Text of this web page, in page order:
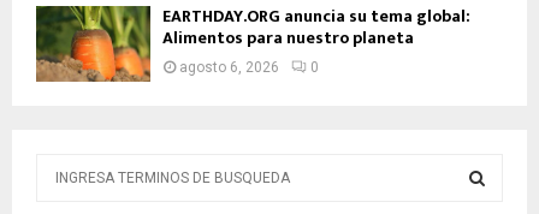
EARTHDAY.ORG anuncia su tema global:
Alimentos para nuestro planeta
agosto 6, 2026 0